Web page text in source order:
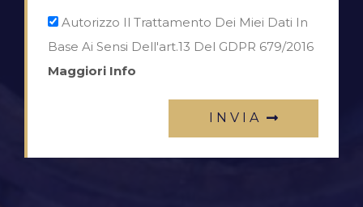
Autorizzo Il Trattamento Dei Miei Dati In
Base Ai Sensi Dell'art.13 Del GDPR 679/2016
Maggiori Info
I N V I A